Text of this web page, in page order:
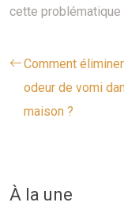
cette problématique
Comment
odeur de vomi
maison ?
À la une